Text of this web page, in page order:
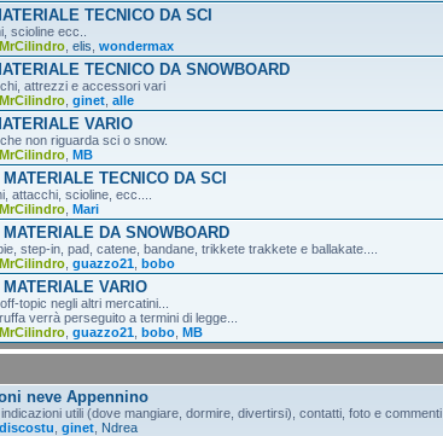
TECNICO DA SCI
scioline ecc..
MrCilindro elis wondermax
TECNICO DA SNOWBOARD
attrezzi e accessori vari
MrCilindro ginet alle
VARIO
non riguarda sci o snow.
MrCilindro MB
TECNICO DA SCI
attacchi, scioline, ecc....
MrCilindro Mari
DA SNOWBOARD
step-in, pad, catene, bandane, trikkete trakkete e ballakate....
MrCilindro guazzo21 bobo
VARIO
topic negli altri mercatini...
verrà perseguito a termini di legge...
MrCilindro guazzo21 bobo MB
neve Appennino
utili (dove mangiare, dormire, divertirsi), contatti, foto e commenti
discostu ginet Ndrea